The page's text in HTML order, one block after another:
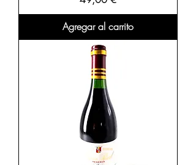
Agregar al carrito